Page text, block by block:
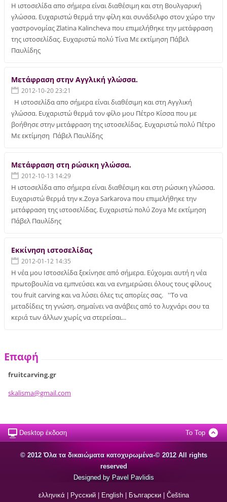
Η ιστοσελίδα απο σήμερα είναι διαθέσιμη και στη Βουλγαρική
γλώσσα. Ευχαριστώ θερμά την φίλη και συνάδελφο στον χώρο την
γαστρονομίας Zlatina Kalincheva που επιμελήθηκε την μετάφραση
της ιστοσελίδας. Ευχαριστώ πολύ Τίνα Με εκτίμηση Πάβελ
Παυλίδης
Μετάφραση στην Αγγλική γλώσσα.
2012-10-20 23:21
Η ιστοσελίδα απο σήμερα είναι διαθέσιμη και στη Αγγλική
γλώσσα. Ευχαριστώ θερμά τον φίλο μου Πέτρο Κίσσα που με
βοήθησε στην μετάφραση της ιστοσελίδας. Ευχαριστώ πολύ Πέτρο
Με εκτίμηση Πάβελ Παυλίδης
Μετάφραση στη ρώσικη γλώσσα.
2012-10-13 14:29
Η ιστοσελίδα απο σήμερα είναι διαθέσιμη και στη ρώσικη γλώσσα.
Ευχαριστώ θερμά την κ.Zoya Sarkarova που επιμελήθηκε την
μετάφραση της ιστοσελίδας. Ευχαριστώ πολύ Zoya Με εκτίμηση
Πάβελ Παυλίδης
Εκκίνηση ιστοσελίδας
2012-01-12 14:35
Η νέα μου Ιστοσελίδα ξεκίνησε από σήμερα. Εύχομαι αυτή η νέα
πρωτοβουλία να εμπνεύσει και να ενημερώσει όλους τους φίλους
του fruit carving και να λύσει όλες τις απορίες σας. ''Το να
μεταδίδεις τη γνώση, σημαίνει να ανάβεις από το λυχνάρι σου τα
κεριά των άλλων χωρίς να στερείσαι...
Επαφή
fruitcarving.gr
skalisma@gmail.com
Desktop έκδοση To Top
© 2012 Όλα τα δικαιώματα κατοχυρωμένα-© 2012 All rights
reserved
Designed by Pavel Pavlidis
ελληνικά Русский| English| Български| Čeština